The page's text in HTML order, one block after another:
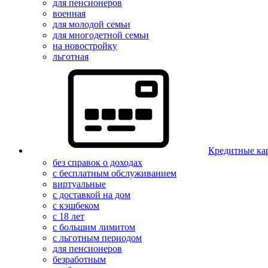
для пенсионеров
военная
для молодой семьи
для многодетной семьи
на новостройку
льготная
Кредитные
без справок о доходах
с бесплатным обслуживанием
виртуальные
с доставкой на дом
с кэшбеком
с 18 лет
с большим лимитом
с льготным периодом
для пенсионеров
безработным